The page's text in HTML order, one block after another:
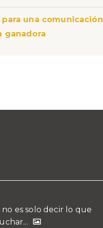
para una comunicación
ganadora
es solo decir lo que